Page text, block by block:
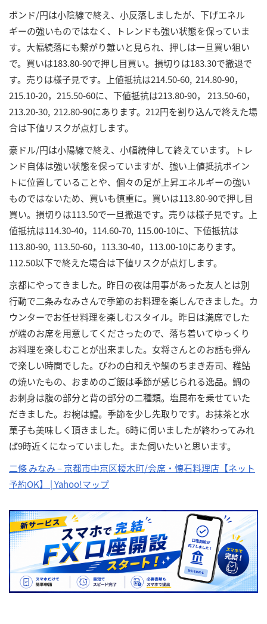
ポンド/円は小陰線で終え、小反落しましたが、下げエネル
ギーの強いものではなく、トレンドも強い状態を保っていま
す。大幅続落にも繋がり難いと見られ、押しは一旦買い狙い
で。買いは183.80-90で押し目買い。損切りは183.30で撤退で
す。売りは様子見です。上値抵抗は214.50-60, 214.80-90，
215.10-20，215.50-60に、下値抵抗は213.80-90， 213.50-60，
213.20-30, 212.80-90にあります。212円を割り込んで終えた場
合は下値リスクが点灯します。
豪ドル/円は小陽線で終え、小幅続伸して終えています。トレ
ンド自体は強い状態を保っていますが、強い上値抵抗ポイン
トに位置していることや、個々の足が上昇エネルギーの強い
ものではないため、買いも慎重に。買いは113.80-90で押し目
買い。損切りは113.50で一旦撤退です。売りは様子見です。上
値抵抗は114.30-40，114.60-70, 115.00-10に、下値抵抗は
113.80-90, 113.50-60，113.30-40，113.00-10にあります。
112.50以下で終えた場合は下値リスクが点灯します。
京都にやってきました。昨日の夜は用事があった友人とは別
行動で二条みなみさんで季節のお料理を楽しんできました。カ
ウンターでお任せ料理を楽しむスタイル。昨日は満席でした
が端のお席を用意してくださったので、落ち着いてゆっくり
お料理を楽しむことが出来ました。女将さんとのお話も弾ん
で楽しい時間でした。びわの白和えや鯛のちまき寿司、稚鮎
の焼いたもの、おまめのご飯は季節が感じられる逸品。鯛の
お刺身は腹の部分と背の部分の二種類。塩昆布を乗せていた
だきました。お椀は鱧。季節を少し先取りです。お抹茶と水
菓子も美味しく頂きました。6時に伺いましたが終わってみれ
ば9時近くになっていました。また伺いたいと思います。
二條 みなみ – 京都市中京区榎木町/会席・懐石料理店【ネット
予約OK】 | Yahoo!マップ